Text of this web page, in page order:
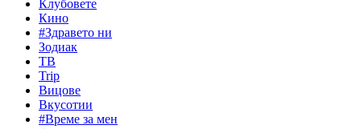
Клубовете
Кино
#Здравето ни
Зодиак
ТВ
Trip
Вицове
Вкусотии
#Време за мен